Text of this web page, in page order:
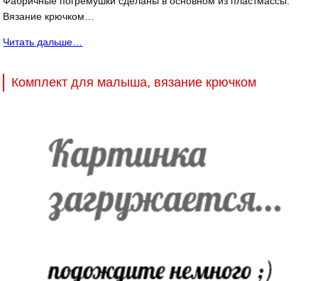
Вязание крючком…
Читать дальше…
Комплект для малыша, вязание крючком